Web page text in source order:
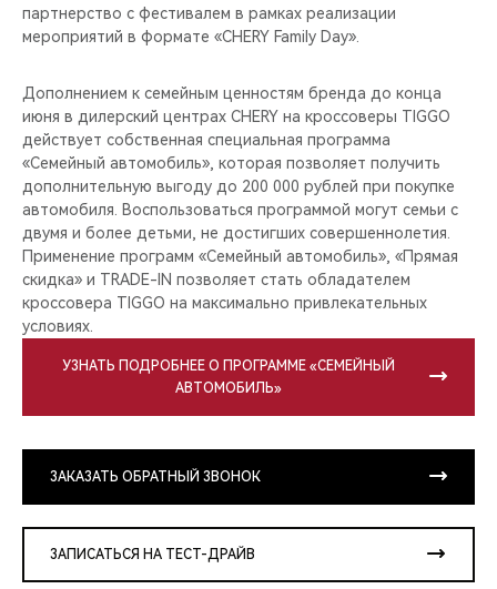
партнерство с фестивалем в рамках реализации
мероприятий в формате «CHERY Family Day».
Дополнением к семейным ценностям бренда до конца
июня в дилерский центрах CHERY на кроссоверы TIGGO
действует собственная специальная программа
«Семейный автомобиль», которая позволяет получить
дополнительную выгоду до 200 000 рублей при покупке
автомобиля. Воспользоваться программой могут семьи с
двумя и более детьми, не достигших совершеннолетия.
Применение программ «Семейный автомобиль», «Прямая
скидка» и TRADE-IN позволяет стать обладателем
кроссовера TIGGO на максимально привлекательных
условиях.
УЗНАТЬ ПОДРОБНЕЕ О ПРОГРАММЕ «СЕМЕЙНЫЙ
АВТОМОБИЛЬ»
ЗАКАЗАТЬ ОБРАТНЫЙ ЗВОНОК
ЗАПИСАТЬСЯ НА ТЕСТ-ДРАЙВ